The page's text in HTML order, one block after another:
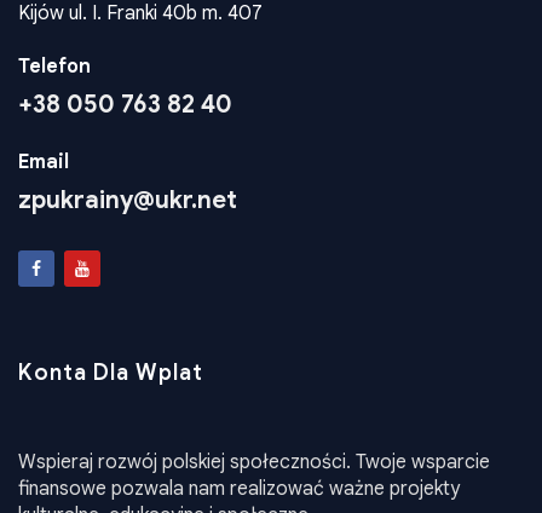
Kijów ul. I. Franki 40b m. 407
Telefon
+38 050 763 82 40
Email
zpukrainy@ukr.net
Konta Dla Wplat
Wspieraj rozwój polskiej społeczności. Twoje wsparcie
finansowe pozwala nam realizować ważne projekty